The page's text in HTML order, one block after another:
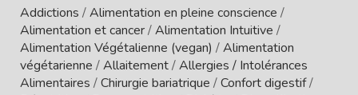
Addictions /Alimentation en pleine conscience /
Alimentation et cancer/Alimentation Intuitive /
Alimentation Végétalienne (vegan) /Alimentation
végétarienne /Allaitement/Allergies / Intolérances
Alimentaires /Chirurgie bariatrique /Confort digestif/